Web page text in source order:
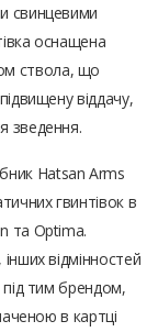
свинцевими
оснащена
ствола, що
віддачу,
зведення.
Hatsan Arms
гвинтівок в
та Optima.
відмінностей
під тим брендом,
в картці